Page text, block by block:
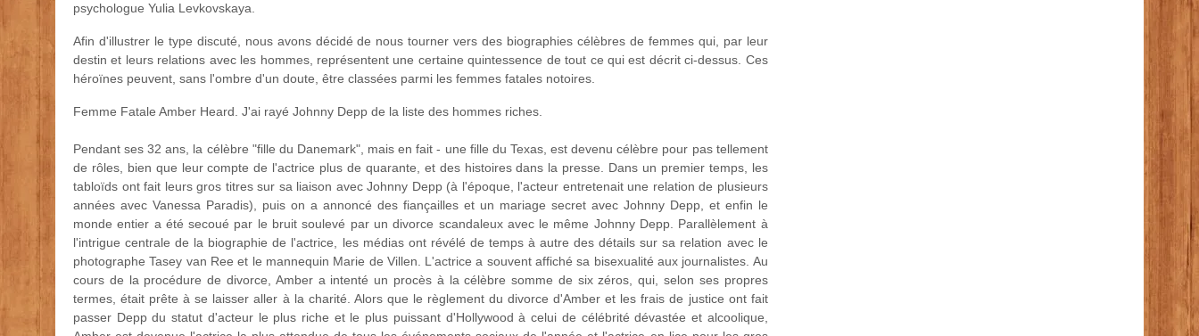
psychologue Yulia Levkovskaya.
Afin d'illustrer le type discuté, nous avons décidé de nous tourner vers des biographies célèbres de femmes qui, par leur
destin et leurs relations avec les hommes, représentent une certaine quintessence de tout ce qui est décrit ci-dessus. Ces
héroïnes peuvent, sans l'ombre d'un doute, être classées parmi les femmes fatales notoires.
Femme Fatale Amber Heard. J'ai rayé Johnny Depp de la liste des hommes riches.
Pendant ses 32 ans, la célèbre "fille du Danemark", mais en fait - une fille du Texas, est devenu célèbre pour pas tellement
de rôles, bien que leur compte de l'actrice plus de quarante, et des histoires dans la presse. Dans un premier temps, les
tabloïds ont fait leurs gros titres sur sa liaison avec Johnny Depp (à l'époque, l'acteur entretenait une relation de plusieurs
années avec Vanessa Paradis), puis on a annoncé des fiançailles et un mariage secret avec Johnny Depp, et enfin le
monde entier a été secoué par le bruit soulevé par un divorce scandaleux avec le même Johnny Depp. Parallèlement à
l'intrigue centrale de la biographie de l'actrice, les médias ont révélé de temps à autre des détails sur sa relation avec le
photographe Tasey van Ree et le mannequin Marie de Villen. L'actrice a souvent affiché sa bisexualité aux journalistes. Au
cours de la procédure de divorce, Amber a intenté un procès à la célèbre somme de six zéros, qui, selon ses propres
termes, était prête à se laisser aller à la charité. Alors que le règlement du divorce d'Amber et les frais de justice ont fait
passer Depp du statut d'acteur le plus riche et le plus puissant d'Hollywood à celui de célébrité dévastée et alcoolique,